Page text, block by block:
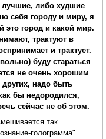
либо худшие
себя городу и миру, я
это город и какой мир.
трактуют в
и трактует.
буду стараться
не очень хорошим
других, надо быть
бы недородился,
сейчас не об этом.
так
голограмма".